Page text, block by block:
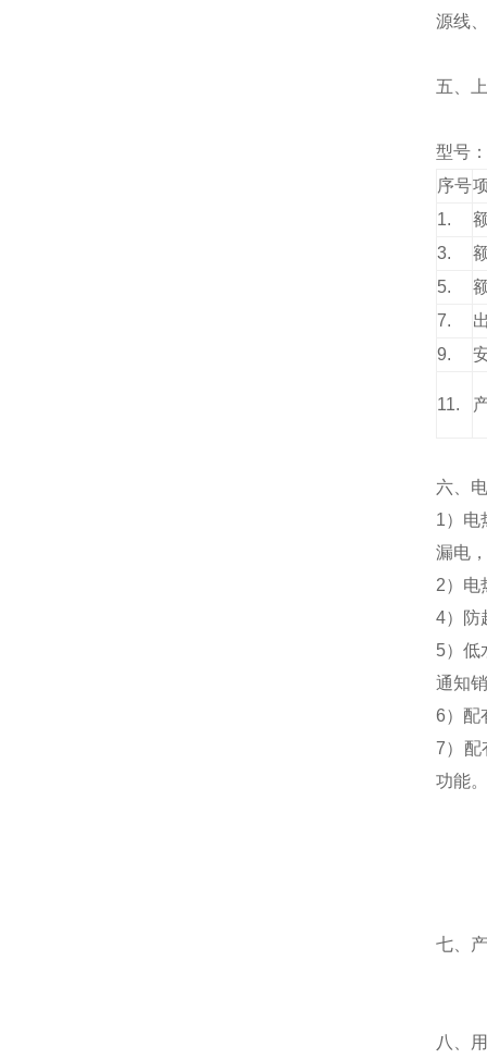
源线
五、
型号：
序号
1.
3.
5.
7.
9.
11.
六、
1） 电
漏电
2）电
4）
防
5）低
通知
6）配
7）配
功能。
七、
八、